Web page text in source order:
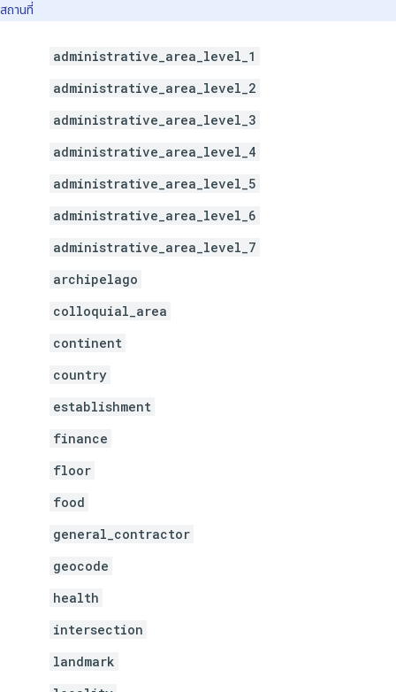
สถานที่
administrative_area_level_1
administrative_area_level_2
administrative_area_level_3
administrative_area_level_4
administrative_area_level_5
administrative_area_level_6
administrative_area_level_7
archipelago
colloquial_area
continent
country
establishment
finance
floor
food
general_contractor
geocode
health
intersection
landmark